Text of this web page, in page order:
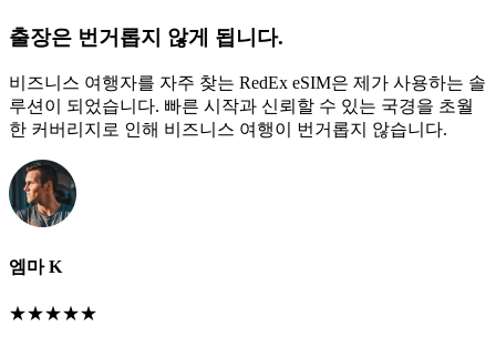
출장은 번거롭지 않게 됩니다.
비즈니스 여행자를 자주 찾는 RedEx eSIM은 제가 사용하는 솔
루션이 되었습니다. 빠른 시작과 신뢰할 수 있는 국경을 초월
한 커버리지로 인해 비즈니스 여행이 번거롭지 않습니다.
엠마 K
★★★★★